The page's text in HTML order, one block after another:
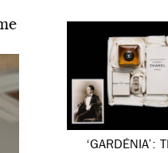
‘GARDÉNIA’: